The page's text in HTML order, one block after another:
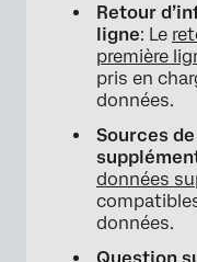
Retour
ligne: Le
première
pris en
données.
Sources
données
données.
Question